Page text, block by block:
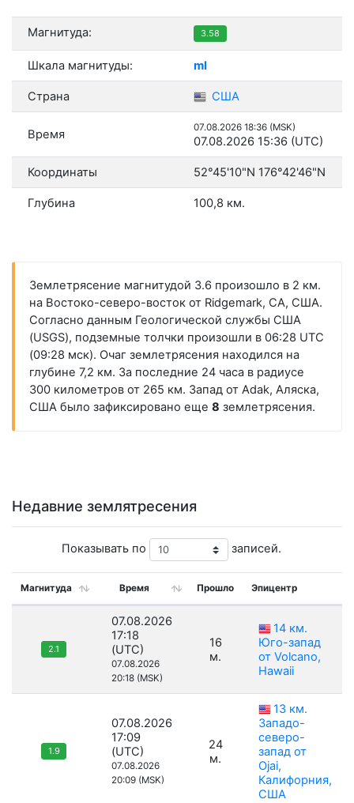
Магнитуда: 3.58
Шкала магнитуды: ml
Страна США
Время 07.08.2026 18:36 (MSK)
07.08.2026 15:36 (UTC)
Координаты 52°45'10"N 176°42'46"N
Глубина 100,8 км.
Землетрясение магнитудой 3.6 произошло в 2 км.
на Востоко-северо-восток от Ridgemark, CA, США.
Согласно данным Геологической службы США
(USGS), подземные толчки произошли в 06:28 UTC
(09:28 мск). Очаг землетрясения находился на
глубине 7,2 км. За последние 24 часа в радиусе
300 километров от 265 км. Запад от Adak, Аляска,
США было зафиксировано еще 8 землетрясения.
Недавние землятресения
Показывать по записей.
Магнитуда Время Прошло Эпицентр
2.1
07.08.2026
17:18
(UTC)
07.08.2026
20:18 (MSK)
16
м.
14 км.
Юго-запад
от Volcano,
Hawaii
1.9
07.08.2026
17:09
(UTC)
07.08.2026
20:09 (MSK)
24
м.
13 км.
Западо-
северо-
запад от
Ojai,
Калифорния,
США